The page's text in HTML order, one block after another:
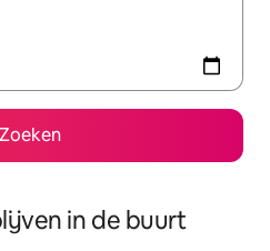
Zoeken
in de buurt